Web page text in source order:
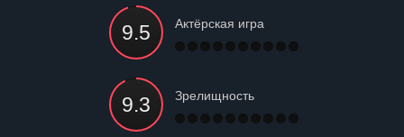
Актёрская игра
Зрелищность